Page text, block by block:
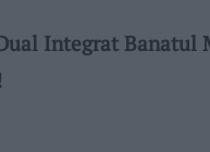
Integrat Banatul